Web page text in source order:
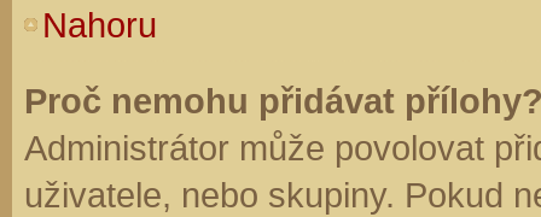
Nahoru
Proč nemohu přidávat
Administrátor může povolovat
uživatele, nebo skupiny. Pokud